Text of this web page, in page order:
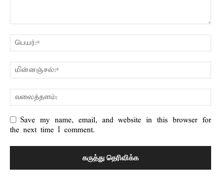
Save my name, email, and website in this browser for
the next time I comment.